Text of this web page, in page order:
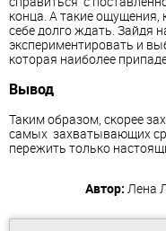
конца. А такие ощущения,
себе долго ждать. Зайдя
экспериментировать и
которая наиболее
Вывод
Таким образом, скорее
самых захватывающих
пережить только
Автор: Лена